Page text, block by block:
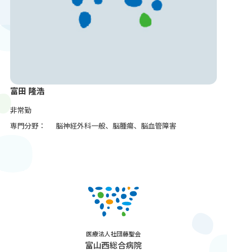
富田 隆浩
非常勤
専門分野：
脳神経外科一般、脳腫瘍、脳血管障害
医療法人社団藤聖会
富山西総合病院